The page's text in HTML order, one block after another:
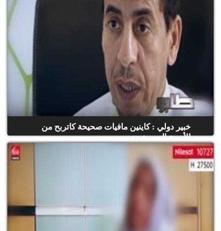
خبير دولي : كاينين مافيات صحيحة كاتربح من
الأدوية المهربة دي...